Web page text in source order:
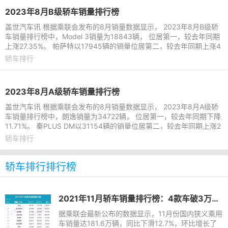
2023年8月B级轿车销量排行榜
盖世汽车讯 根据乘联会发布的8月销量数据显示， 2023年8月B级轿
车销量排行榜中，Model 3销量为18843辆， 位居第一，较去年同期
上涨27.35%。 帕萨特以17945辆的销量位居第二，较去年同期上涨4
3.41%，本年累计销量达11
轿车排行
2023年8月A级轿车销量排行榜
盖世汽车讯 根据乘联会发布的8月销量数据显示， 2023年8月A级轿
车销量排行榜中，朗逸销量为34722辆， 位居第一，较去年同期下降
11.71%。 秦PLUS DM以31154辆的销量位居第二，较去年同期上涨2
8.51%，本年累计销量达20
轿车排行
轿车排行排行榜
2021年11月轿车销量排行榜：4款车破3万辆，轩逸坐稳冠军
据乘联会最新公布的数据显示，11月份国内狭义乘用
车销量达181.6万辆，同比下滑12.7%，环比增长了